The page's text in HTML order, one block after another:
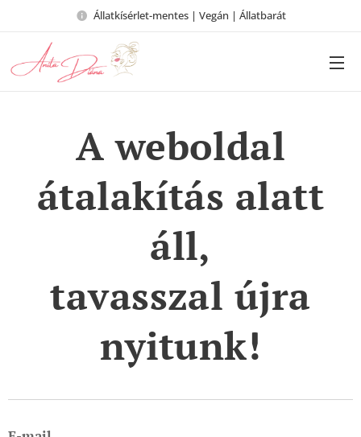
Állatkísérlet-mentes | Vegán | Állatbarát
A weboldal
átalakítás alatt
áll,
tavasszal újra
nyitunk!